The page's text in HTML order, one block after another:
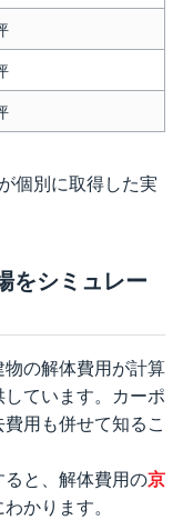
個別に取得した実
をシミュレー
の解体費用が計算
しています。カーポ
用も併せて知るこ
と、解体費用の京
かります。